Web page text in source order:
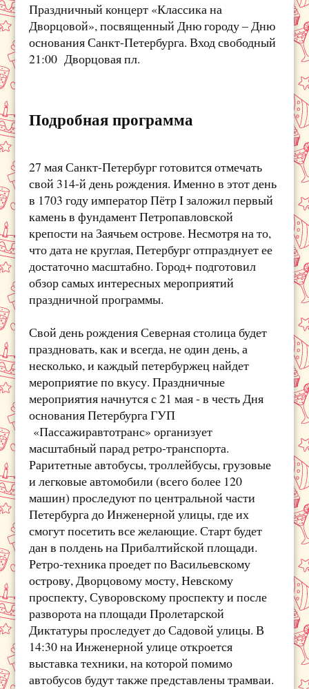
Праздничный концерт «Классика на
Дворцовой», посвященный Дню городу – Дню
основания Санкт-Петербурга. Вход свободный
21:00 Дворцовая пл.
Подробная программа
27 мая Санкт-Петербург готовится отмечать
свой 314-й день рождения. Именно в этот день
в 1703 году император Пётр I заложил первый
камень в фундамент Петропавловской
крепости на Заячьем острове. Несмотря на то,
что дата не круглая, Петербург отпразднует ее
достаточно масштабно. Город+ подготовил
обзор самых интересных мероприятий
праздничной программы.
Свой день рождения Северная столица будет
праздновать, как и всегда, не один день, а
несколько, и каждый петербуржец найдет
мероприятие по вкусу. Праздничные
мероприятия начнутся с 21 мая - в честь Дня
основания Петербурга ГУП
«Пассажиравтотранс» организует
масштабный парад ретро-транспорта.
Раритетные автобусы, троллейбусы, грузовые
и легковые автомобили (всего более 120
машин) проследуют по центральной части
Петербурга до Инженерной улицы, где их
смогут посетить все желающие. Старт будет
дан в полдень на Прибалтийской площади.
Ретро-техника проедет по Васильевскому
острову, Дворцовому мосту, Невскому
проспекту, Суворовскому проспекту и после
разворота на площади Пролетарской
Диктатуры проследует до Садовой улицы. В
14:30 на Инженерной улице откроется
выставка техники, на которой помимо
автобусов будут также представлены трамваи.